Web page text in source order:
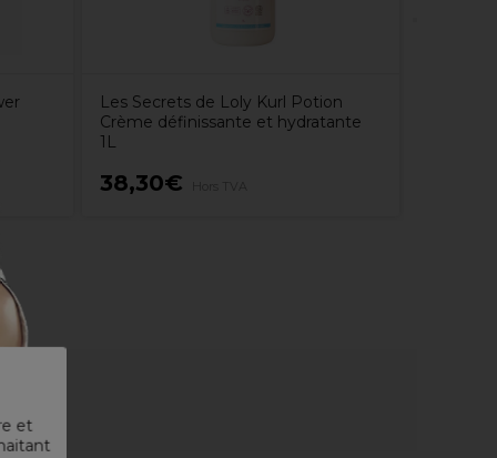
et
Les Secrets de Loly Kurl Potion
Crème définissante et hydratante
1L
38,30€